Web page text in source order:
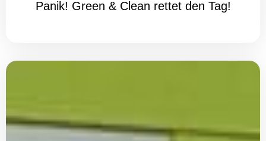
Panik! Green & Clean rettet den Tag!